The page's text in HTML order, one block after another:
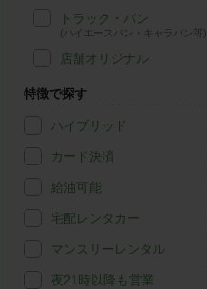
トラック・バン
(ハイエースバン・キャラバン等)
店舗オリジナル
特徴で探す
ハイブリッド
カード決済
給油可能
宅配レンタカー
マンスリーレンタル
夜21時以降も営業